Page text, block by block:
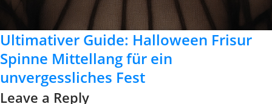
Ultimativer Guide: Halloween Frisur
Spinne Mittellang für ein
unvergessliches Fest
Leave a Reply